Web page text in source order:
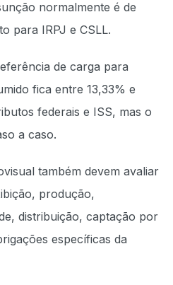
normalmente é de
para IRPJ e CSLL.
de carga para
fica entre 13,33% e
federais e ISS, mas o
a caso.
também devem avaliar
produção,
distribuição, captação por
específicas da